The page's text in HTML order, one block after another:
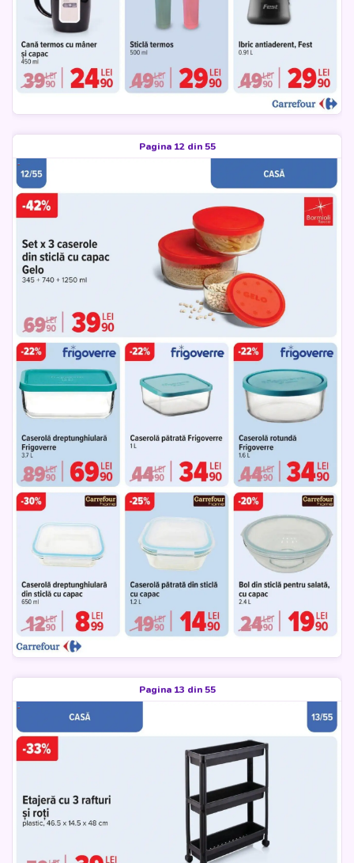
Pagina 12 din 55
Pagina 13 din 55